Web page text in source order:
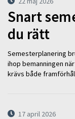
Snart
du rätt
Semesterplanering
ihop bemanningen
krävs både
17 april 2026